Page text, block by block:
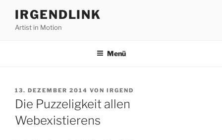
Inhalt
springen
IRGENDLINK
Artist in Motion
Menü
VERÖFFENTLICHT
AM
13. DEZEMBER 2014 VON IRGEND
Die Puzzeligkeit allen
Webexistierens